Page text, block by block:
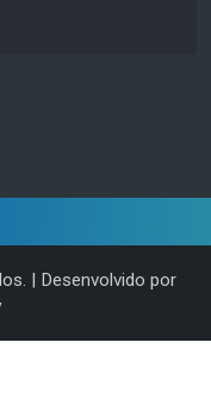
| Desenvolvido por